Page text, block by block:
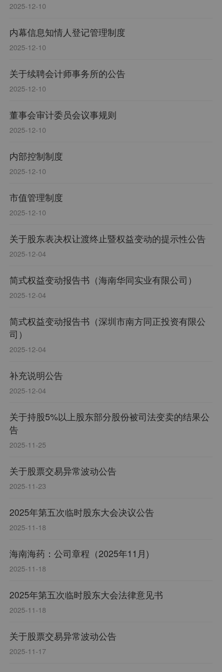
2025-12-10
内幕信息知情人登记管理制度
2025-12-10
关于续聘会计师事务所的公告
2025-12-10
董事会审计委员会议事规则
2025-12-10
内部控制制度
2025-12-10
市值管理制度
2025-12-10
关于股东表决权让渡终止暨权益变动的提示性公告
2025-12-04
简式权益变动报告书（海南华同实业有限公司）
2025-12-04
简式权益变动报告书（深圳市南方同正投资有限公
司）
2025-12-04
补充说明公告
2025-12-04
关于持股5%以上股东部分股份被司法变卖的结果公
告
2025-11-25
关于股票交易异常波动公告
2025-11-23
2025年第五次临时股东大会决议公告
2025-11-18
海南海药：公司章程（2025年11月)
2025-11-18
2025年第五次临时股东大会法律意见书
2025-11-18
关于股票交易异常波动公告
2025-11-17